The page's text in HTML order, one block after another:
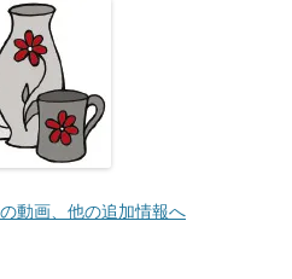
動画、他の追加情報へ